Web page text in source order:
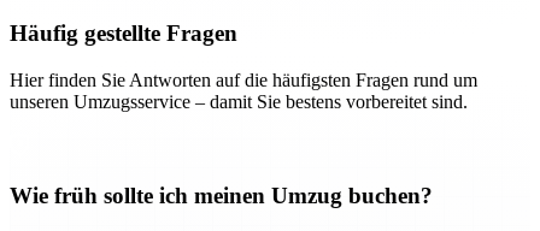
Häufig gestellte Fragen
Hier finden Sie Antworten auf die häufigsten Fragen rund um
unseren Umzugsservice – damit Sie bestens vorbereitet sind.
Wie früh sollte ich meinen Umzug buchen?